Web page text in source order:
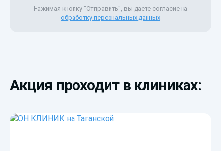
Нажимая кнопку "Отправить", вы даете согласие на
обработку персональных данных
Акция проходит в клиниках: